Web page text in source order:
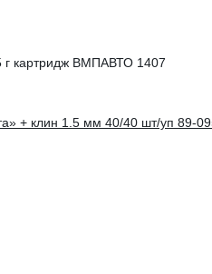
г картридж ВМПАВТО 1407